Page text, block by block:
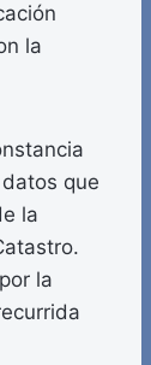
la
que
la
la